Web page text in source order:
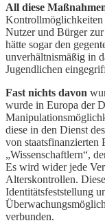
All diese
Kontrollmöglichkeiten
Nutzer und Bürger
hätte sogar den
unverhältnismäßig in
Jugendlichen
Fast nichts davon
wurde in Europa der
diese in den Dienst
von staatsfinanzierten
„Wissenschaftlern“,
Es wird wider jede
Alterskontrollen.
Identitätsfeststellung
verbunden.